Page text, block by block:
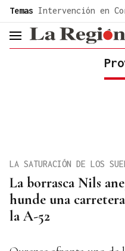
common.go-to-content
Temas Intervención en
header.menu.open
La borrasca Nils
hunde una
la A-52
LA SATURACIÓN DE LOS